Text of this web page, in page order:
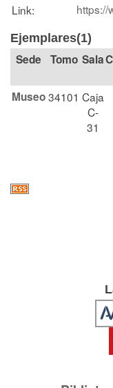
Link: https://
Ejemplares(1)
Tomo Sala
Museo34101 Caja
C-
31